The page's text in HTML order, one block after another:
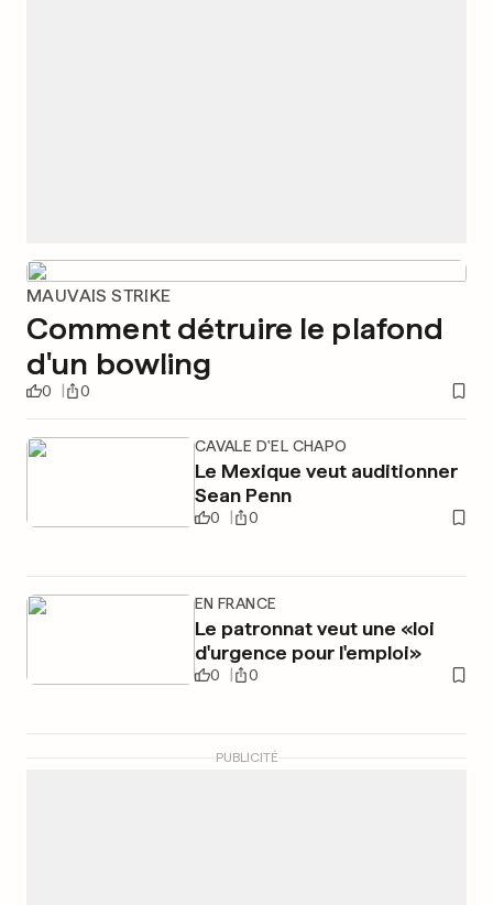
MAUVAIS STRIKE
Comment détruire le plafond
d'un bowling
0 0
CAVALE D'EL CHAPO
Le Mexique veut auditionner
Sean Penn
0 0
EN FRANCE
Le patronnat veut une «loi
d'urgence pour l'emploi»
0 0
PUBLICITÉ